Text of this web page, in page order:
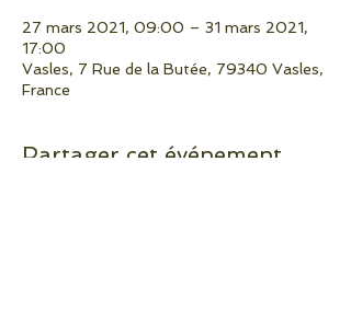
27 mars 2021, 09:00 – 31 mars 2021,
17:00
Vasles, 7 Rue de la Butée, 79340 Vasles,
France
Partager cet événement